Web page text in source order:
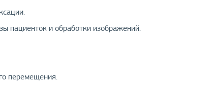
пациенток и обработки изображений.
перемещения.